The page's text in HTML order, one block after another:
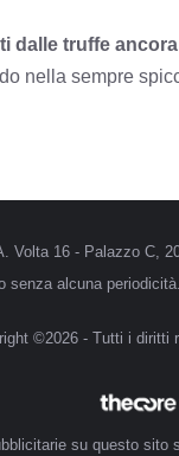
dalle truffe
nella sempre
Volta 16 - Palazzo C,
alcuna
©2026 - Tutti i diritti
su questo sito